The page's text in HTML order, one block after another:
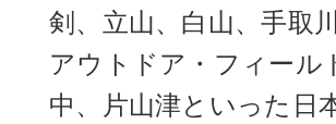
剣、立山、白山、手取
アウトドア・フィール
中、片山津といった日